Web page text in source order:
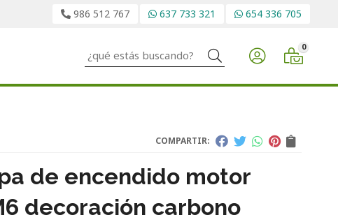
986 512 767 637 733 321 654 336 705
Buscar 0
COMPARTIR:
de encendido motor
decoración carbono